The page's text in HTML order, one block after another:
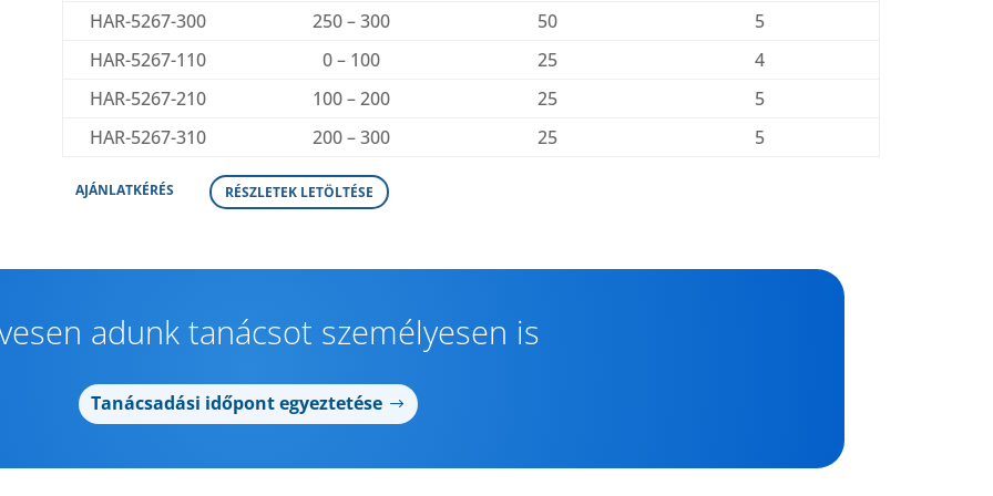
HAR-5267-300 250 – 300 50
5
HAR-5267-110
0 – 100 25
4
HAR-5267-210
100 – 200 25
5
HAR-5267-310
200 – 300 25 5
AJÁNLATKÉRÉS RÉSZLETEK LETÖLTÉSE
adunk tanácsot személyesen is
Tanácsadási időpont egyeztetése